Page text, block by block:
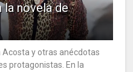
la novela de
Acosta y otras anécdotas
protagonistas. En la